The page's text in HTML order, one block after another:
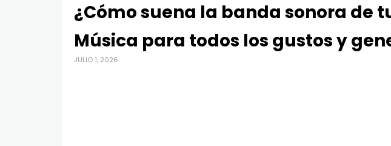
¿Cómo suena la banda sonora de
Música para todos los gustos y
JULIO 1, 2026